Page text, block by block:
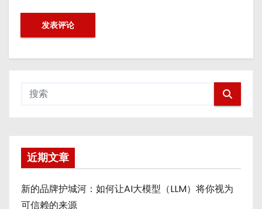
近期文章
新的品牌护城河：如何让AI大模型（LLM）将你视为
可信赖的来源